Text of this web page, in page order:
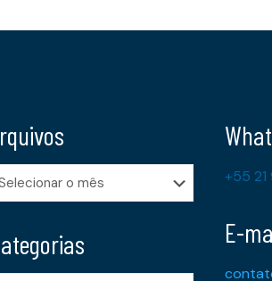
+55
E-